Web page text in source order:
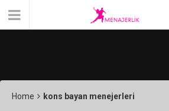
Home kons bayan menejerleri